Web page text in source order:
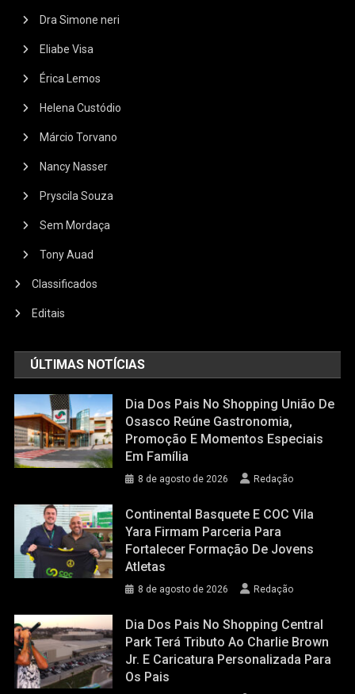
Dra Simone neri
Eliabe Visa
Érica Lemos
Helena Custódio
Márcio Torvano
Nancy Nasser
Pryscila Souza
Sem Mordaça
Tony Auad
Classificados
Editais
ÚLTIMAS NOTÍCIAS
Dia Dos Pais No Shopping União De
Osasco Reúne Gastronomia,
Promoção E Momentos Especiais
Em Família
8 de agosto de 2026 Redação
Continental Basquete E COC Vila
Yara Firmam Parceria Para
Fortalecer Formação De Jovens
Atletas
8 de agosto de 2026 Redação
Dia Dos Pais No Shopping Central
Park Terá Tributo Ao Charlie Brown
Jr. E Caricatura Personalizada Para
Os Pais